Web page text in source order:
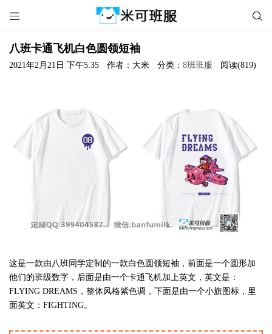
 
八班卡通飞机白色圆领短袖
2021年2月21日 下午5:35 作者：大米 分类： 8班班服 阅读(819)
这是一款由八班同学定制的一款白色圆领短袖，前面是一个圆形加
他们的班级数字，后面是由一个卡通飞机加上英文，英文是：
FLYING DREAMS，整体风格紫色调，下面是由一个小旗图标，里
面英文：FIGHTING。